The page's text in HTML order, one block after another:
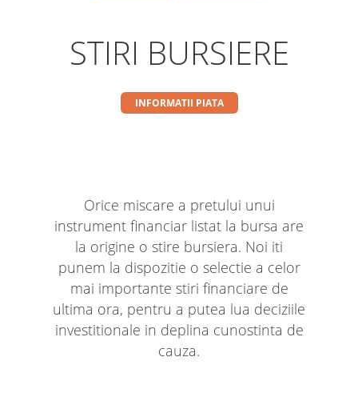
STIRI BURSIERE
INFORMATII PIATA
Orice miscare a pretului unui
instrument financiar listat la bursa are
la origine o stire bursiera. Noi iti
punem la dispozitie o selectie a celor
mai importante stiri financiare de
ultima ora, pentru a putea lua deciziile
investitionale in deplina cunostinta de
cauza.